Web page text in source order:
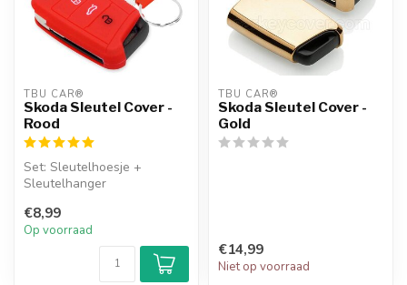
TBU CAR®
Skoda Sleutel Cover -
Rood
Set: Sleutelhoesje +
Sleutelhanger
€8,99
Op voorraad
TBU CAR®
Skoda Sleutel Cover -
Gold
€14,99
Niet op voorraad